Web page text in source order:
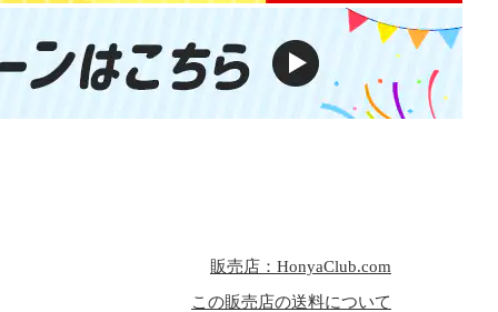
販売店：HonyaClub.com
この販売店の送料について